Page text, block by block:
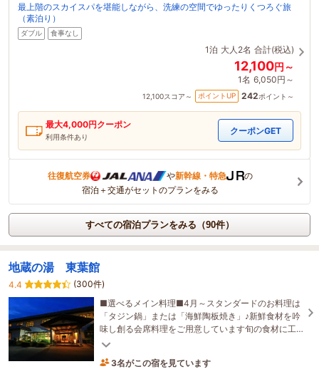
最上階のスカイスパを堪能しながら、洗練の空間でゆったりくつろぐ旅
（素泊り）
ダブル 食事なし
1泊 大人2名 合計(税込)
12,100円～
1名 6,050円～
12,100スコア～ ポイントUP 242ポイント～
最大4,000円クーポン
利用条件あり
クーポンGET
往復航空券 や新幹線・特急
の
宿泊＋交通がセットのプランをみる
すべての宿泊プランをみる（90件）
地蔵の湯 東葉館
4.4
(300件)
■選べるメイン料理■4月～スタンダードのお料理は
「タジン鍋」または「海鮮陶板焼き」♪新鮮食材を吟
味し創る会席料理をご用意しています旬の食材に工
夫を凝らした季節の味覚をお楽しみください
3名がこの宿を見ています